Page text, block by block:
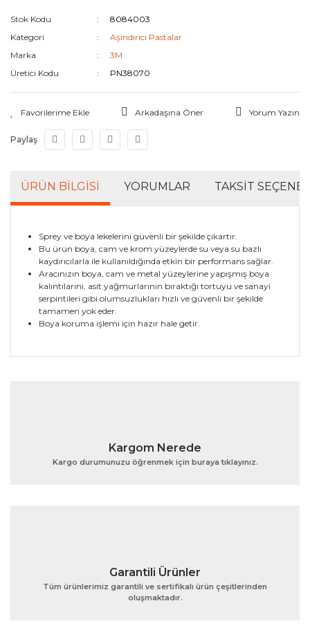
Stok Kodu
8084003
Kategori
Aşındırıcı Pastalar
Marka
3M
Üretici Kodu
PN38070
Arkadaşına Öner Yorum Yazın
Paylaş
ÜRÜN BILGISI YORUMLAR TAKSIT
Sprey ve boya lekelerini güvenli bir şekilde çıkartır.
Bu ürün boya, cam ve krom yüzeylerde su veya su bazlı
kaydırıcılarla ile kullanıldığında etkin bir performans sağlar.
Aracınızın boya, cam ve metal yüzeylerine yapışmış boya
kalıntılarını, asit yağmurlarının bıraktığı tortuyu ve sanayi
serpintileri gibi olumsuzlukları hızlı ve güvenli bir şekilde
tamamen yok eder.
Boya koruma işlemi için hazır hale getir.
Bu ürünün fiyat bilgisi, resim, ürün açıklamalarında ve
Ürün açıklamasında eksik bilgiler bulunuyor.
Gönder
Kargom Nerede
Kargo durumunuzu öğrenmek için buraya tıklayınız.
Garantili Ürünler
Tüm ürünlerimiz garantili ve sertifikalı ürün çeşitlerinden
oluşmaktadır.